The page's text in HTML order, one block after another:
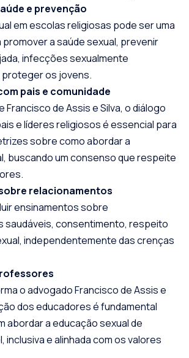
e prevenção
em escolas religiosas pode ser uma
a saúde sexual, prevenir
infecções sexualmente
os jovens.
pais e comunidade
de Assis e Silva, o diálogo
e líderes religiosos é essencial para
sobre como abordar a
buscando um consenso que respeite
relacionamentos
ensinamentos sobre
saudáveis, consentimento, respeito
independentemente das crenças
o advogado Francisco de Assis e
dos educadores é fundamental
abordar a educação sexual de
inclusiva e alinhada com os valores